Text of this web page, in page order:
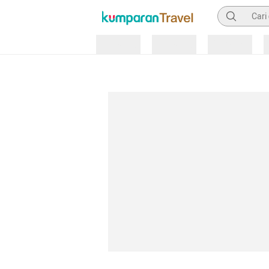
Pencarian